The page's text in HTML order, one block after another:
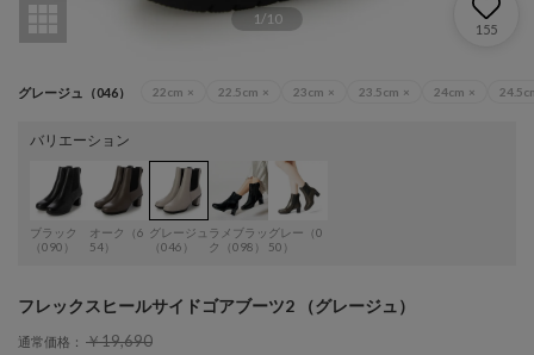
1/10
155
グレージュ（046） 22cm × 22.5cm × 23cm × 23.5cm × 24cm ×
バリエーション
ブラック
（090）
オーク（6
54）
グレージュ
（046）
ラメブラッ
ク（098）
グレー（0
50）
フレックスヒールサイドゴアブーツ2 （グレージュ）
通常価格： ￥19,690